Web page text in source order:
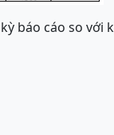
báo cáo so với